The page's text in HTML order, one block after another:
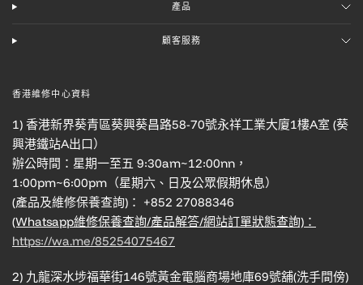
產品
顧客服務
香港維修中心資料
1) 香港新界葵青區葵興葵昌路58-70號永祥工業大廈1樓A室 (葵
興港鐵站A出口）
辦公時間：星期一至五 9:30am~12:00nn，
1:00pm~6:00pm（星期六、日及公眾假期休息）
(產品及維修保養查詢)： +852 27088346
(Whatsapp維修保養查詢/產品解答/網站訂單狀態查詢)：
https://wa.me/85254075467
2) 九龍深水埗福華街146號黃金電腦商場地庫69號舖(洗手間傍)